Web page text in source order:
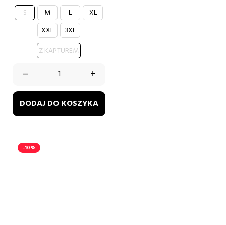
S
M L
XL
XXL
3XL
Z KAPTUREM
– +
DODAJ DO KOSZYKA
-10%